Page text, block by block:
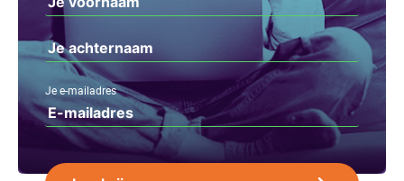
Je e-mailadres